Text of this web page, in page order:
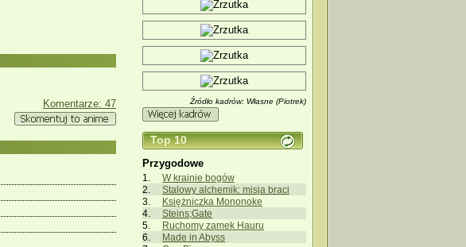
Źródło kadrów: Własne (Piotrek)
Top 10
Przygodowe
W krainie bogów
Stalowy alchemik: misja braci
Księżniczka Mononoke
Steins;Gate
Ruchomy zamek Hauru
Made in Abyss
Komentarze: 47